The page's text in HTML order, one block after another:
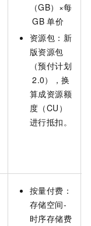
（GB）×每
GB 单价
资源包： 新
版资源包
（预付计划
2.0）
，换
算成资源额
度（CU）
进行抵扣。
按量付费：
存储空间-
时序存储费